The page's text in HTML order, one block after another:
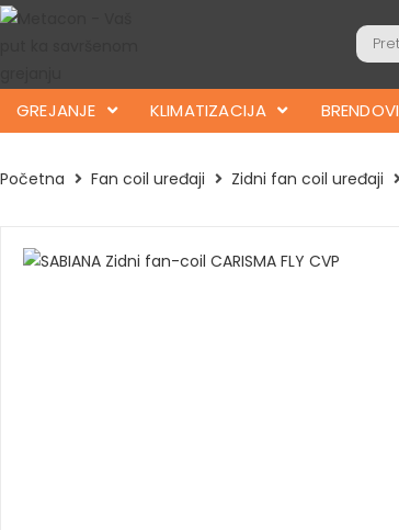
GREJANJE KLIMATIZACIJA BRENDOVI
Početna Fan coil uređaji Zidni fan coil uređaji